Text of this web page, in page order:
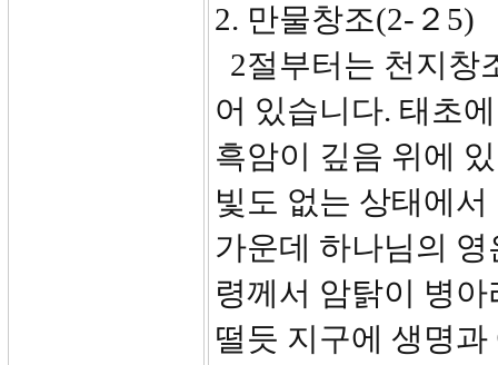
2. 만물창조(2-２5)
2절부터는 천지창
어 있습니다. 태초
흑암이 깊음 위에
빛도 없는 상태에
가운데 하나님의
령께서 암탉이 병
떨듯 지구에 생명